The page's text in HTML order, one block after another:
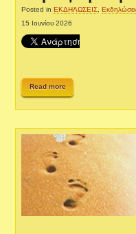
Posted inΕΚΔΗΛΩΣΕΙΣ ,
15 Ιουνίου 2026
Read more